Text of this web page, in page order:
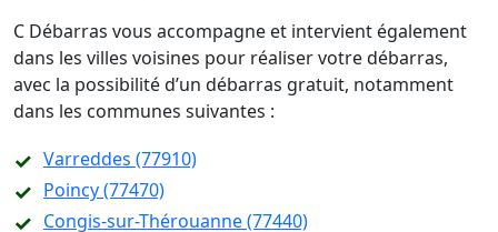
C Débarras vous accompagne et intervient également
dans les villes voisines pour réaliser votre débarras,
avec la possibilité d’un débarras gratuit, notamment
dans les communes suivantes :
Varreddes (77910)
Poincy (77470)
Congis-sur-Thérouanne (77440)